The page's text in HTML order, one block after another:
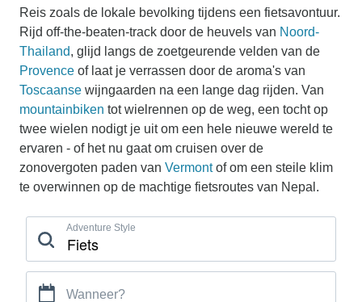
Reis zoals de lokale bevolking tijdens een fietsavontuur.
Rijd off-the-beaten-track door de heuvels van Noord-
Thailand, glijd langs de zoetgeurende velden van de
Provence of laat je verrassen door de aroma's van
Toscaanse wijngaarden na een lange dag rijden. Van
mountainbiken tot wielrennen op de weg, een tocht op
twee wielen nodigt je uit om een hele nieuwe wereld te
ervaren - of het nu gaat om cruisen over de
zonovergoten paden van Vermontof om een steile klim
te overwinnen op de machtige fietsroutes van Nepal.
Adventure Style
Wanneer?